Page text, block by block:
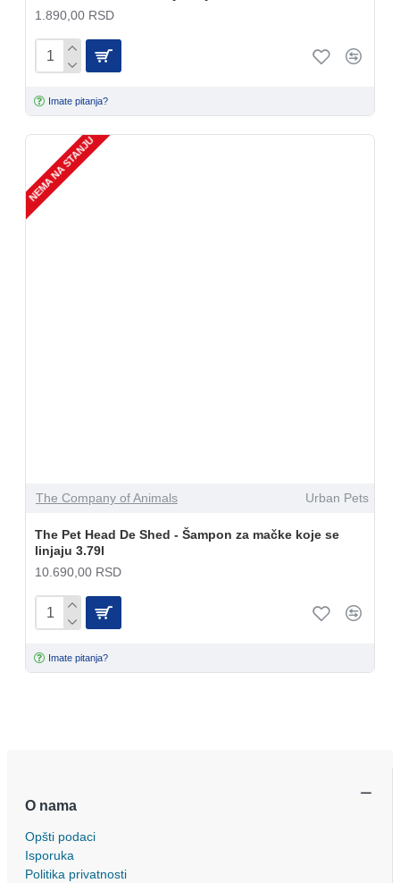
1.890,00 RSD
Imate pitanja?
NEMA NA STANJU
The Company of Animals Urban Pets
The Pet Head De Shed - Šampon za mačke koje se
linjaju 3.79l
10.690,00 RSD
Imate pitanja?
O nama
Opšti podaci
Isporuka
Politika privatnosti